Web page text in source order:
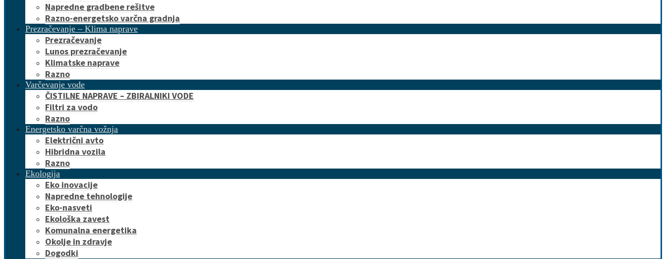
Napredne gradbene rešitve
Razno-energetsko varčna gradnja
Prezračevanje – Klima naprave
Prezračevanje
Lunos prezračevanje
Klimatske naprave
Razno
Varčevanje vode
ČISTILNE NAPRAVE – ZBIRALNIKI VODE
Filtri za vodo
Razno
Energetsko varčna vožnja
Električni avto
Hibridna vozila
Razno
Ekologija
Eko inovacije
Napredne tehnologije
Eko-nasveti
Ekološka zavest
Komunalna energetika
Okolje in zdravje
Dogodki